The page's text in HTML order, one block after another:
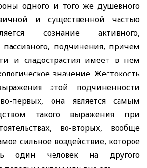
одного и того же душевного
и существенной частью
сознание активного,
пассивного, подчинения, причем
и сладострастия имеет в нем
значение. Жестокость
этой подчиненности
первых, она является самым
такого выражения при
во-вторых, вообще
сильное воздействие, которое
один человек на другого